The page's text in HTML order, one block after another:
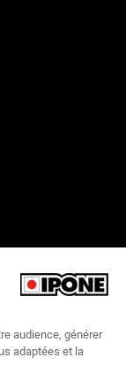
audience, générer
adaptées et la